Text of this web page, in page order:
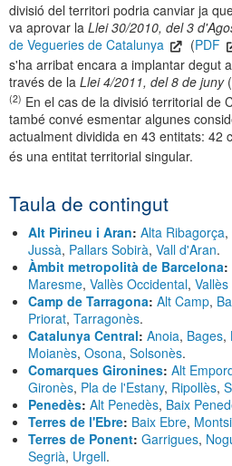
divisió del territori podria canviar ja
va aprovar la Llei 30/2010, del 3
de Vegueries de Catalunya
(PDF
s'ha arribat encara a implantar degut
través de la Llei 4/2011, del 8 de juny(
(2) En el cas de la divisió territorial de
també convé esmentar algunes
actualment dividida en 43 entitats: 42
és una entitat territorial singular.
Taula de contingut
Alt Pirineu i Aran: Alta Ribagorça,
Jussà, Pallars Sobirà, Vall d'Aran.
Àmbit metropolità de Barcelona:
Maresme, Vallès Occidental,
Camp de Tarragona: Alt Camp,
Priorat, Tarragonès.
Catalunya Central: Anoia, Bages,
Moianès, Osona, Solsonès.
Comarques Gironines: Alt
Gironès, Pla de l'Estany, Ripollès,
Penedès: Alt Penedès, Baix
Terres de l'Ebre: Baix Ebre,
Terres de Ponent: Garrigues,
Segrià, Urgell.